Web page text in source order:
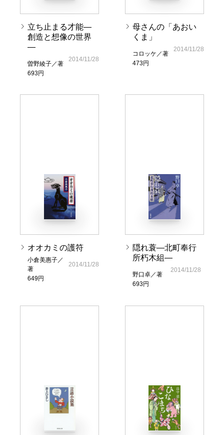
立ち止まる才能―
創造と想像の世界
―
曽野綾子／著
693円
2014/11/28
母さんの「あおい
くま」
コロッケ／著
473円
2014/11/28
オオカミの護符
小倉美惠子／
著
649円
2014/11/28
隠れ蓑―北町奉行
所朽木組―
野口卓／著
693円
2014/11/28